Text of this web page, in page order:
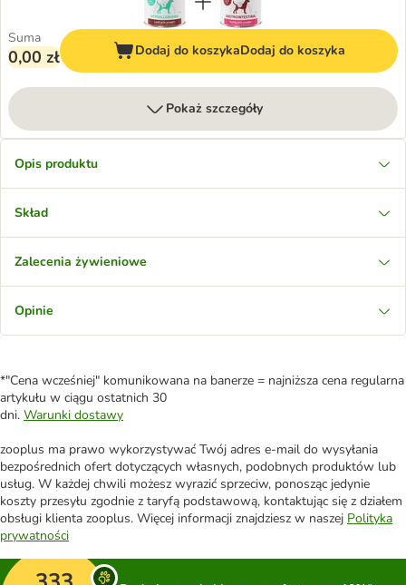
Suma
0,00 zł Dodaj do koszykaDodaj do koszyka
Pokaż szczegóły
Opis produktu
Skład
Zalecenia żywieniowe
Opinie
*"Cena wcześniej" komunikowana na banerze = najniższa cena regularna
artykułu w ciągu ostatnich 30
dni. Warunki dostawy
zooplus ma prawo wykorzystywać Twój adres e-mail do wysyłania
bezpośrednich ofert dotyczących własnych, podobnych produktów lub
usług. W każdej chwili możesz wyrazić sprzeciw, ponosząc jedynie
koszty przesyłu zgodnie z taryfą podstawową, kontaktując się z działem
obsługi klienta zooplus. Więcej informacji znajdziesz w naszej Polityka
prywatności